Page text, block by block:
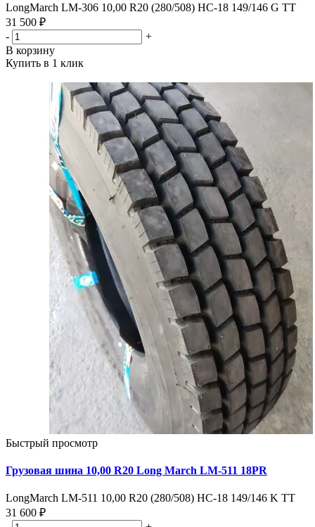
LongMarch LM-306 10,00 R20 (280/508) НС-18 149/146 G TT
31 500 ₽
-
+
В корзину
Купить в 1 клик
Быстрый просмотр
Грузовая шина 10,00 R20 Long March LM-511 18PR
LongMarch LM-511 10,00 R20 (280/508) НС-18 149/146 K TT
31 600 ₽